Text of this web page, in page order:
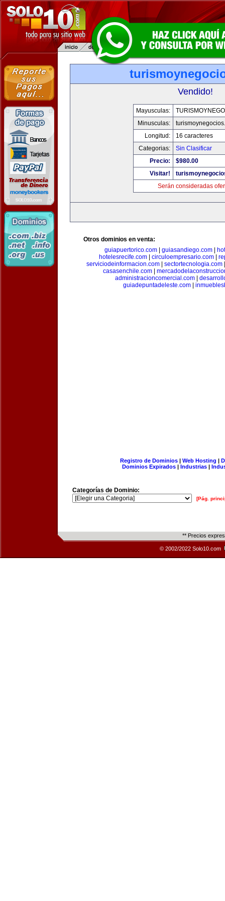
Vendido!
Mayusculas:
Minusculas:
Longitud:
16 caracteres
Categorias:
Sin Clasificar
Precio:
$980.00
Visitar!
Serán consideradas
Otros dominios en venta:
guiapuertorico.com| guiasandiego.com|
hotelesrecife.com| circuloempresario.com|
serviciodeinformacion.com
sectortecnologia.com
casasenchile.com|
administracioncomercial.com|
guiadepuntadeleste.com
Registro de Dominios| Web Hosting |
Dominios Expirados | Industrias |
Categorías de Dominio:
[Pág.
** Precios
© 2002/2022 Solo10.com